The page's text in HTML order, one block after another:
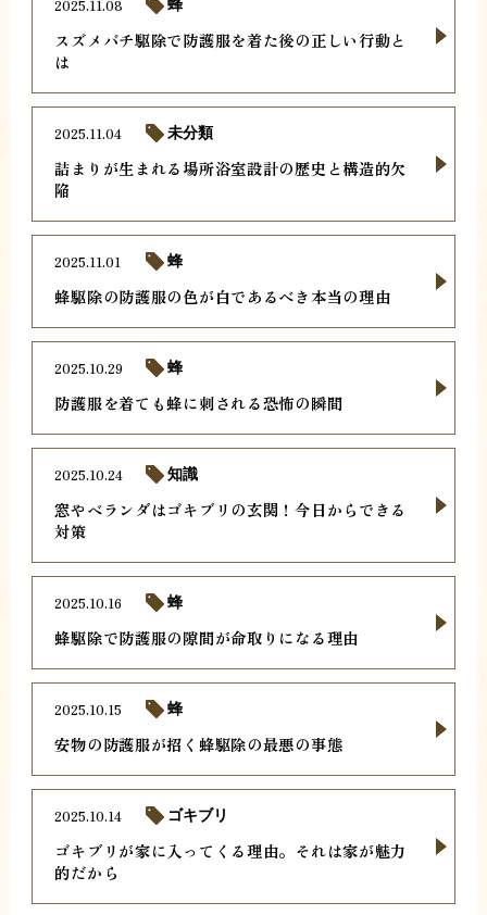
スズメバチ駆除で防護服を着た後の正しい行動と
は
2025.11.08 蜂
詰まりが生まれる場所浴室設計の歴史と構造的欠
陥
2025.11.04 未分類
蜂駆除の防護服の色が白であるべき本当の理由
2025.11.01 蜂
防護服を着ても蜂に刺される恐怖の瞬間
2025.10.29 蜂
窓やベランダはゴキブリの玄関！今日からできる
対策
2025.10.24 知識
蜂駆除で防護服の隙間が命取りになる理由
2025.10.16 蜂
安物の防護服が招く蜂駆除の最悪の事態
2025.10.15 蜂
ゴキブリが家に入ってくる理由。それは家が魅力
的だから
2025.10.14 ゴキブリ